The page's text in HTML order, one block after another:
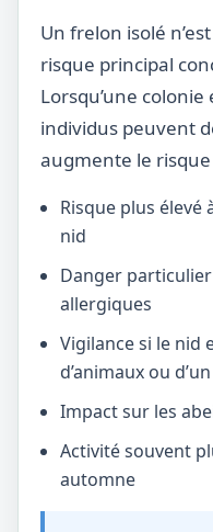
Un frelon isolé
risque principal
Lorsqu’une
individus peuvent
augmente le
Risque plus
nid
Danger
allergiques
Vigilance si le nid
d’animaux ou
Impact sur les
Activité souvent
automne